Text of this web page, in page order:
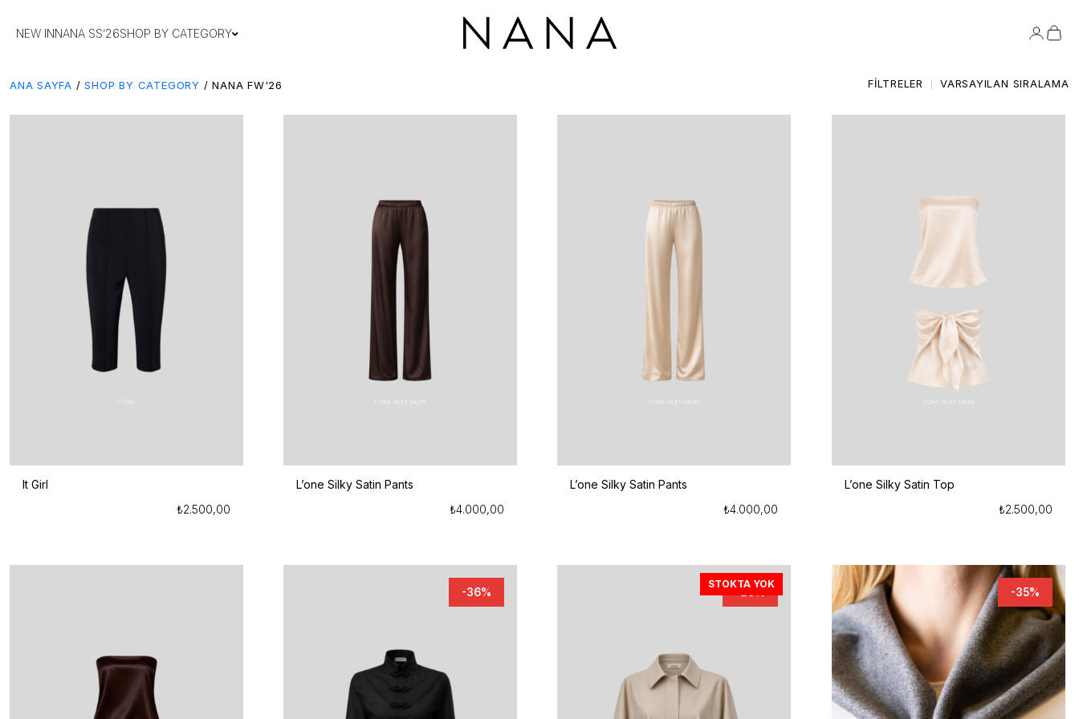
NEW INNANA SS’26SHOP BY CATEGORY
ANA SAYFA /SHOP BY CATEGORY / NANA FW'26 FILTRELER
It Girl
₺2.500,00
L’one Silky Satin Pants
₺4.000,00
L’one Silky Satin Pants
₺4.000,00
L’one Silky Satin Top
₺2.500,00
-36% -29%
STOKTA YOK
-35%